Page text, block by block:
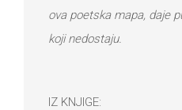
ova poetska mapa, daje
koji nedostaju.
IZ KNJIGE: